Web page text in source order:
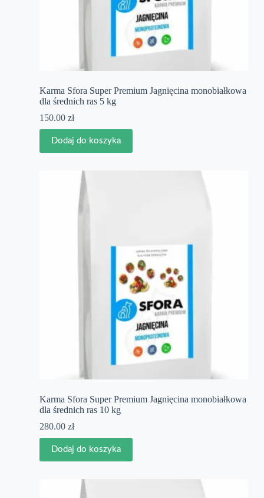
Karma Sfora Super Premium Jagnięcina monobiałkowa
dla średnich ras 5 kg
150.00 zł
Dodaj do koszyka
Karma Sfora Super Premium Jagnięcina monobiałkowa
dla średnich ras 10 kg
280.00 zł
Dodaj do koszyka